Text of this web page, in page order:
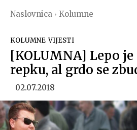
Naslovnica Kolumne
KOLUMNE VIJESTI
[KOLUMNA] Lepo
repku, al grdo se
02.07.2018